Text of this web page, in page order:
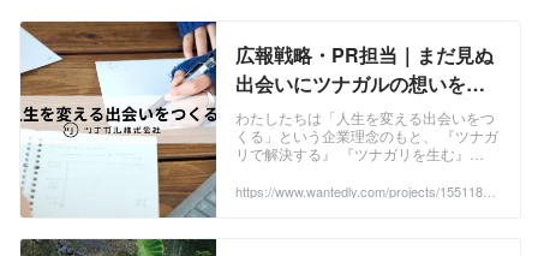
広報戦略・PR担当｜まだ見ぬ
出会いにツナガルの想いを届
けるヒト募集！ - ツナガル株式
会社の広報の採用 - Wantedly
わたしたちは「人生を変える出会いをつ
くる」という企業理念のもと、 『ツナガ
リで解決する』 『ツナガリを生む』
https://www.wantedly.com/projects/1551183?